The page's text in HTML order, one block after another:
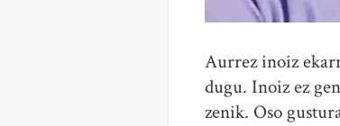
Aurrez inoiz
dugu. Inoiz ez
zenik. Oso